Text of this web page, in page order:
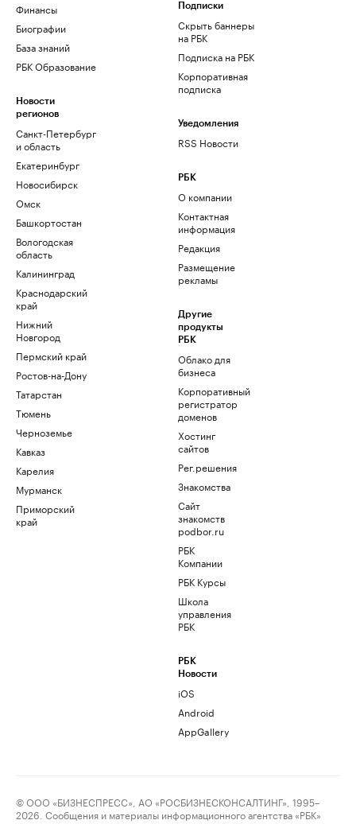
Финансы
Биографии
База знаний
РБК Образование
Новости
регионов
Санкт-Петербург
и область
Екатеринбург
Новосибирск
Омск
Башкортостан
Вологодская
область
Калининград
Краснодарский
край
Нижний
Новгород
Пермский край
Ростов-на-Дону
Татарстан
Тюмень
Черноземье
Кавказ
Карелия
Мурманск
Приморский
край
Подписки
Скрыть баннеры
на РБК
Подписка на РБК
Корпоративная
подписка
Уведомления
RSS Новости
РБК
О компании
Контактная
информация
Редакция
Размещение
рекламы
Другие
продукты
РБК
Облако для
бизнеса
Корпоративный
регистратор
доменов
Хостинг
сайтов
Рег.решения
Знакомства
Сайт
знакомств
podbor.ru
РБК
Компании
РБК Курсы
Школа
управления
РБК
РБК
Новости
iOS
Android
AppGallery
© ООО «БИЗНЕСПРЕСС», АО «РОСБИЗНЕСКОНСАЛТИНГ», 1995–
2026. Сообщения и материалы информационного агентства «РБК»